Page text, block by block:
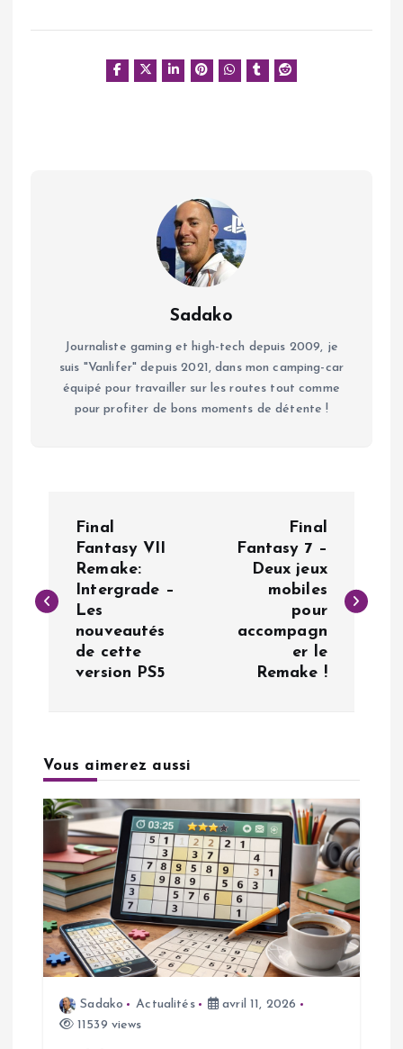
Sadako
Journaliste gaming et high-tech depuis 2009, je
suis "Vanlifer" depuis 2021, dans mon camping-car
équipé pour travailler sur les routes tout comme
pour profiter de bons moments de détente !
v
t
o
n
d
Final
Fantasy VII
Remake:
Intergrade –
Les
nouveautés
de cette
version PS5
Final
Fantasy 7 –
Deux jeux
mobiles
pour
accompagn
er le
Remake !
Vous aimerez aussi
Sadako Actualités
avril 11, 2026
11539 views